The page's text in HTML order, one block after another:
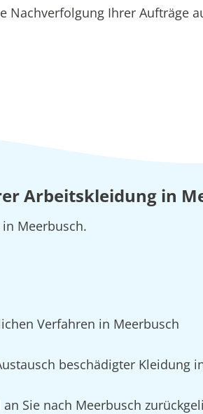
Nachverfolgung Ihrer Aufträge
Arbeitskleidung in
Meerbusch.
Verfahren in Meerbusch
beschädigter Kleidung
Sie nach Meerbusch